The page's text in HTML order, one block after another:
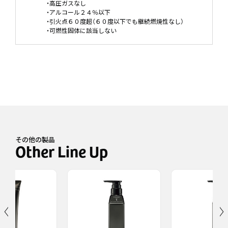
・高圧ガスなし
・アルコール２４％以下
・引火点６０度超（６０度以下でも継続燃焼性なし）
・可燃性固体に該当しない
その他の製品